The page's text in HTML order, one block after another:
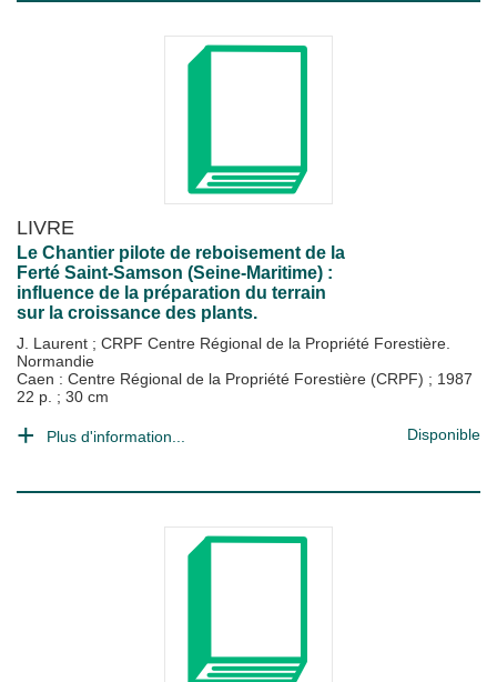
LIVRE
Le Chantier pilote de reboisement de la
Ferté Saint-Samson (Seine-Maritime) :
influence de la préparation du terrain
sur la croissance des plants.
J. Laurent ; CRPF Centre Régional de la Propriété Forestière.
Normandie
Caen : Centre Régional de la Propriété Forestière (CRPF) ; 1987
22 p. ; 30 cm
Plus d'information... Disponible